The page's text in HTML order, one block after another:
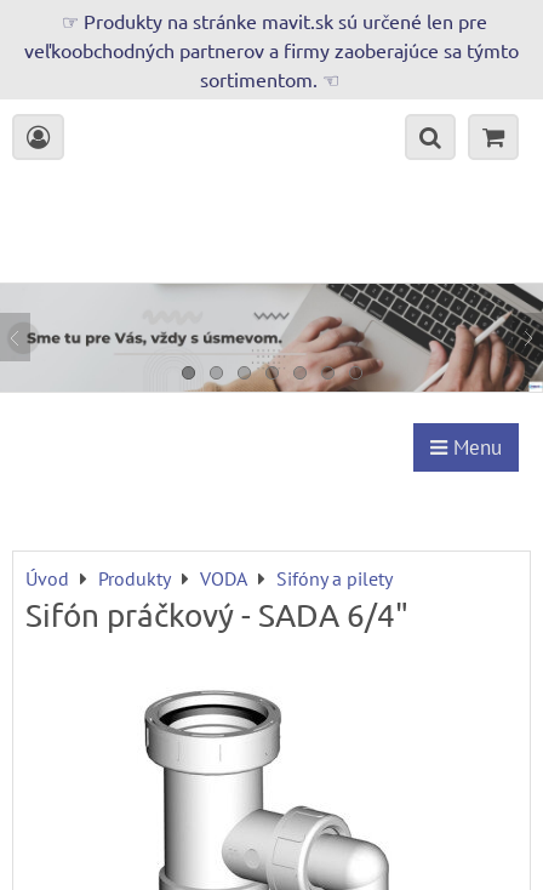
☞ Produkty na stránke mavit.sk sú určené len pre
veľkoobchodných partnerov a firmy zaoberajúce sa týmto
sortimentom. ☜
Menu
Úvod Produkty VODA Sifóny a pilety
Sifón práčkový - SADA 6/4"